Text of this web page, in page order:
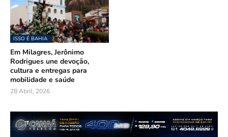
ISSO É BAHIA
Em Milagres, Jerônimo
Rodrigues une devoção,
cultura e entregas para
mobilidade e saúde
28 Abril, 2026